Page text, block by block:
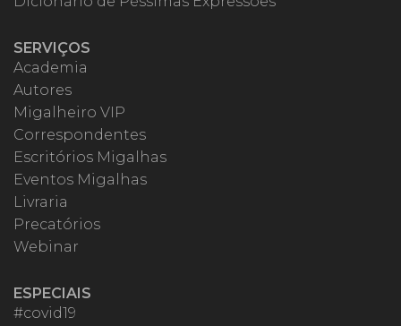
SERVIÇOS
Academia
Autores
Migalheiro VIP
Correspondentes
Escritórios Migalhas
Eventos Migalhas
Livraria
Precatórios
Webinar
ESPECIAIS
#covid19